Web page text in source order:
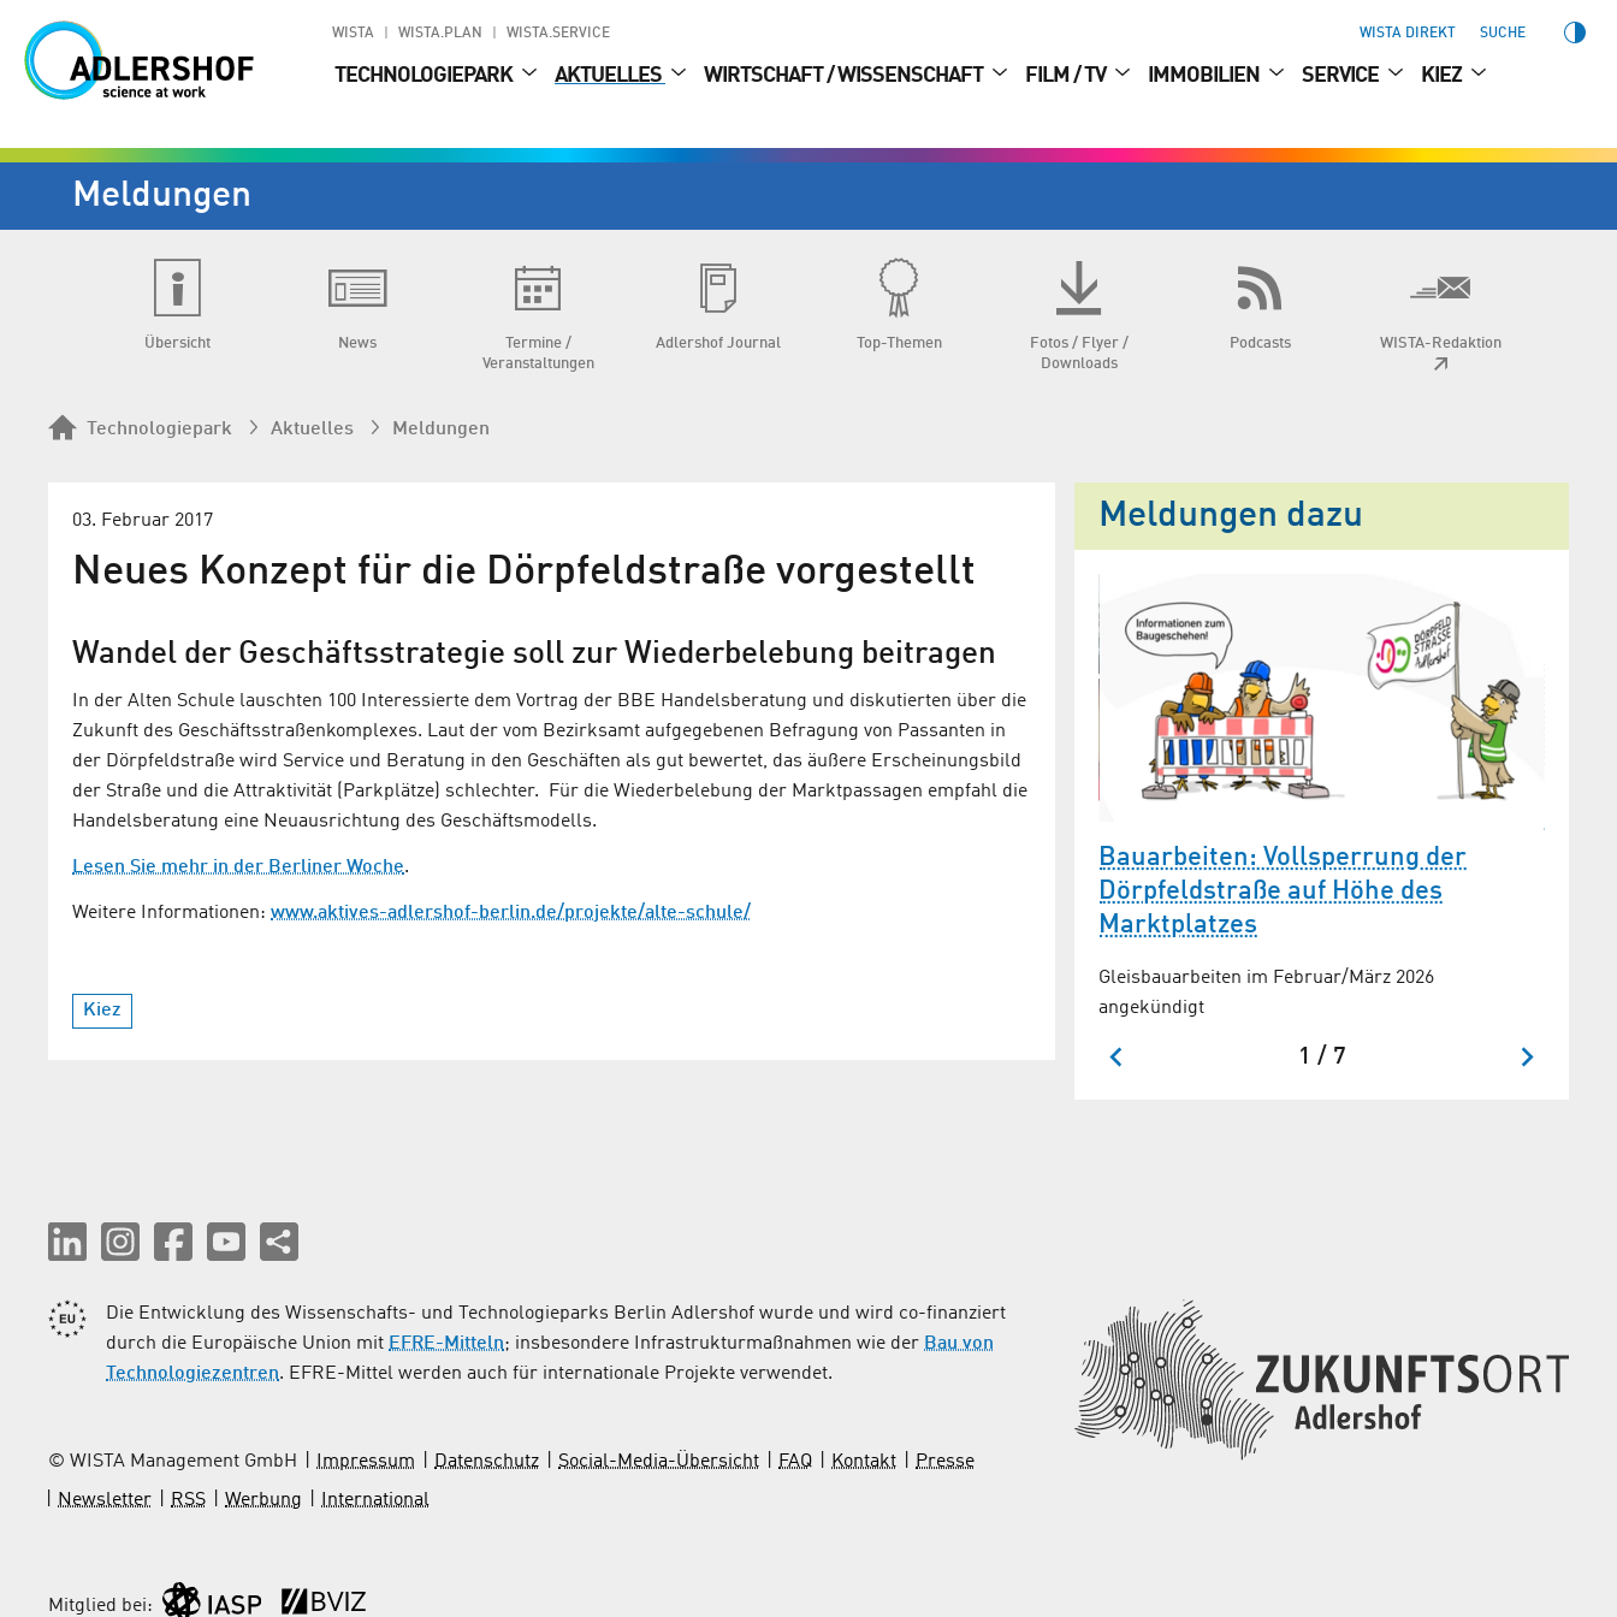
WISTA WISTA.PLAN WISTA.SERVICE WISTA DIREKT SUCHE
TECHNOLOGIEPARK AKTUELLES WIRTSCHAFT / WISSENSCHAFT FILM / TV IMMOBILIEN SERVICE KIEZ
Meldungen
Übersicht News
Termine /
Veranstaltungen
Adlershof Journal Top-Themen
Fotos / Flyer /
Downloads
Podcasts WISTA-Redaktion
Technologiepark Aktuelles Meldungen
03. Februar 2017
Neues Konzept für die Dörpfeldstraße vorgestellt
Wandel der Geschäftsstrategie soll zur Wiederbelebung beitragen
In der Alten Schule lauschten 100 Interessierte dem Vortrag der BBE Handelsberatung und diskutierten über die
Zukunft des Geschäftsstraßenkomplexes. Laut der vom Bezirksamt aufgegebenen Befragung von Passanten in
der Dörpfeldstraße wird Service und Beratung in den Geschäften als gut bewertet, das äußere Erscheinungsbild
der Straße und die Attraktivität (Parkplätze) schlechter. Für die Wiederbelebung der Marktpassagen empfahl die
Handelsberatung eine Neuausrichtung des Geschäftsmodells.
Lesen Sie mehr in der Berliner Woche.
Weitere Informationen: www.aktives-adlershof-berlin.de/projekte/alte-schule/
Kiez
Meldungen dazu
Bezirk plant Umbau des
Kulturzentrums Alte Schule
Neues Verkehrskonzept / Neuer Kiezbeirat / Neue
Bauarbeiten: Vollsperrung der
Dörpfeldstraße auf Höhe des
Marktplatzes
Gleisbauarbeiten im Februar/März 2026
angekündigt
1 / 7
Die Entwicklung des Wissenschafts- und Technologieparks Berlin Adlershof wurde und wird co-finanziert
durch die Europäische Union mit EFRE-Mitteln; insbesondere Infrastrukturmaßnahmen wie der Bau von
Technologiezentren. EFRE-Mittel werden auch für internationale Projekte verwendet.
© WISTA Management GmbH Impressum Datenschutz Social-Media-Übersicht FAQ Kontakt
Presse
Newsletter
RSS Werbung International
Mitglied bei: